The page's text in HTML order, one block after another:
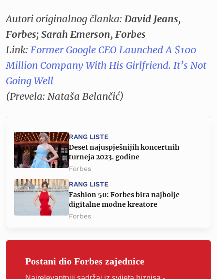
Autori originalnog članka: David Jeans,
Forbes; Sarah Emerson, Forbes
Link: Former Google CEO Launched A $100
Million Company With His Girlfriend. It’s Not
Going Well
(Prevela: Nataša Belančić)
RANG LISTE
Deset najuspješnijih koncertnih
turneja 2023. godine
Forbes
RANG LISTE
Fashion 50: Forbes bira najbolje
digitalne modne kreatore
Forbes
Postani dio Forbes zajednice